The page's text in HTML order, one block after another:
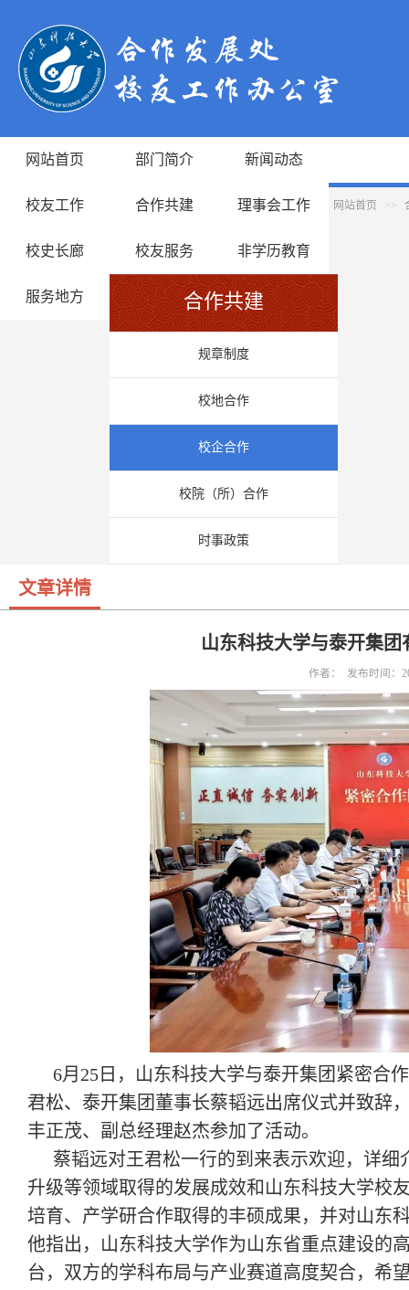
网站首页 部门简介 新闻动态
校友工作 合作共建 理事会工作
校史长廊 校友服务 非学历教育
服务地方
网站首页 >>
合作共建
规章制度
校地合作
校企合作
校院（所）合作
时事政策
文章详情
山东科技大学与泰开集
作者： 发布时间：
6月25日，山东科技大学与泰开集团紧密合
君松、泰开集团董事长蔡韬远出席仪式并致辞
丰正茂、副总经理赵杰参加了活动。
蔡韬远对王君松一行的到来表示欢迎，详
升级等领域取得的发展成效和山东科技大学校
培育、产学研合作取得的丰硕成果，并对山东
他指出，山东科技大学作为山东省重点建设的
台，双方的学科布局与产业赛道高度契合，希